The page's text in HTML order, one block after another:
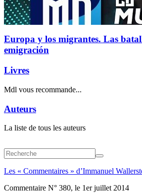
Europa y los migrantes. Las
emigración
Livres
Mdl vous recommande...
Auteurs
La liste de tous les auteurs
Les « Commentaires » d’Immanuel
Commentaire N° 380, le 1er juillet 2014